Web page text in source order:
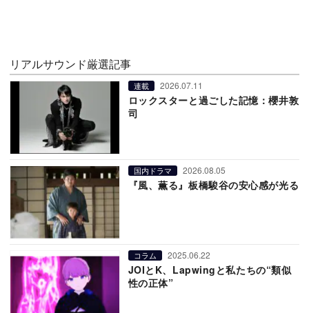
リアルサウンド厳選記事
連載 2026.07.11
ロックスターと過ごした記憶：櫻井敦
司
国内ドラマ 2026.08.05
『風、薫る』板橋駿谷の安心感が光る
コラム 2025.06.22
JOIとK、Lapwingと私たちの“類似
性の正体”